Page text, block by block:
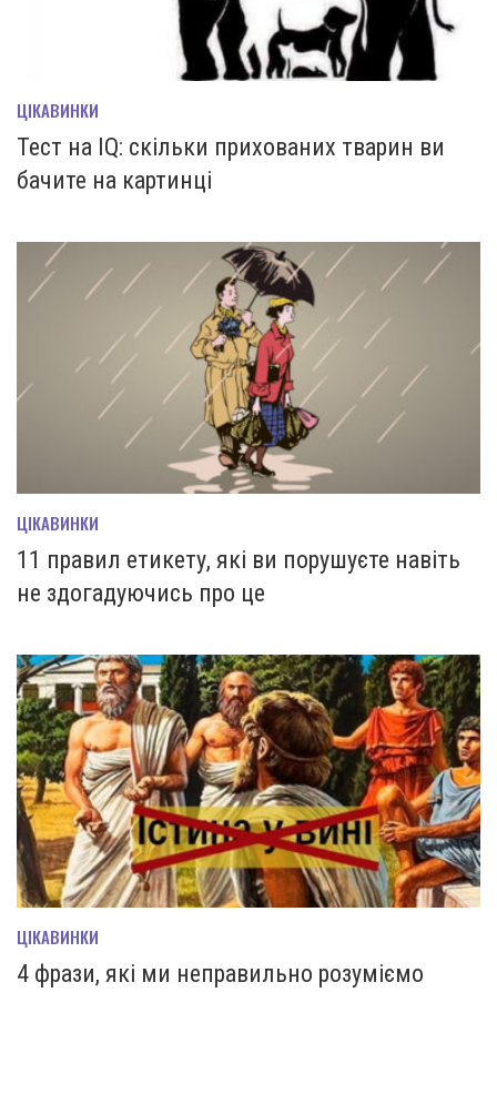
ЦІКАВИНКИ
Тест на IQ: скільки прихованих тварин ви
бачите на картинці
ЦІКАВИНКИ
11 правил етикету, які ви порушуєте навіть
не здогадуючись про це
ЦІКАВИНКИ
4 фрази, які ми неправильно розуміємо